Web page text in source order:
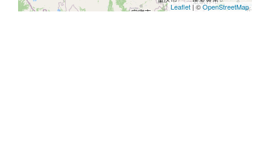
Leaflet | ©OpenStreetMap